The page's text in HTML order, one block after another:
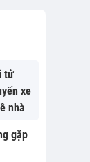
tử
xe
nhà
gặp